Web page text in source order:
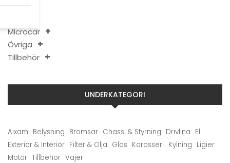
JDM
Microcar
Övriga
Tillbehör
UNDERKATEGORI
Aixam Belysning Bromsar Chassi & Styrning Drivlina El
Exteriör & Interiör Filter & Olja Glas Karosseri Kylning Ligier
Motor Tillbehör Vajer